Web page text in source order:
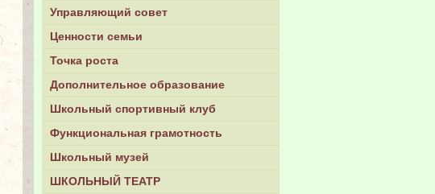
Управляющий совет
Ценности семьи
Точка роста
Дополнительное образование
Школьный спортивный клуб
Функциональная грамотность
Школьный музей
ШКОЛЬНЫЙ ТЕАТР